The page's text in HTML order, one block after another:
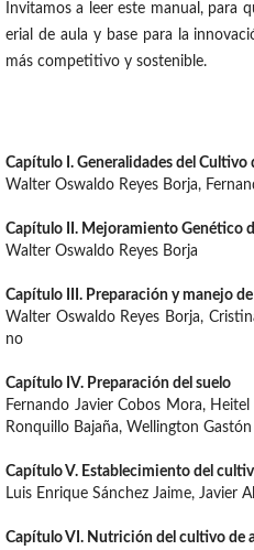
Invitamos a leer este manual, para
erial de aula y base para la
más competitivo y sostenible.
Capítulo I. Generalidades del Cultivo
Walter Oswaldo Reyes Borja,
Capítulo II. Mejoramiento Genético
Walter Oswaldo Reyes Borja
Capítulo III. Preparación y manejo
Walter Oswaldo Reyes Borja,
no
Capítulo IV. Preparación del suelo
Fernando Javier Cobos Mora,
Ronquillo Bajaña, Wellington
Capítulo V. Establecimiento del
Luis Enrique Sánchez Jaime, Javier
Capítulo VI. Nutrición del cultivo de